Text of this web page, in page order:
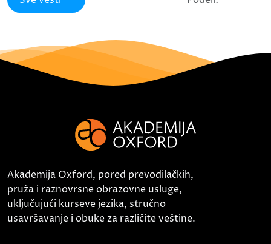
Akademija Oxford, pored prevodilačkih,
pruža i raznovrsne obrazovne usluge,
uključujući kurseve jezika, stručno
usavršavanje i obuke za različite veštine.